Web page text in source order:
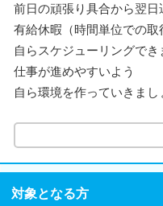
前日の頑張り具合から翌日
有給休暇（時間単位での取
自らスケジューリングでき
仕事が進めやすいよう
自ら環境を作っていきまし
対象となる方